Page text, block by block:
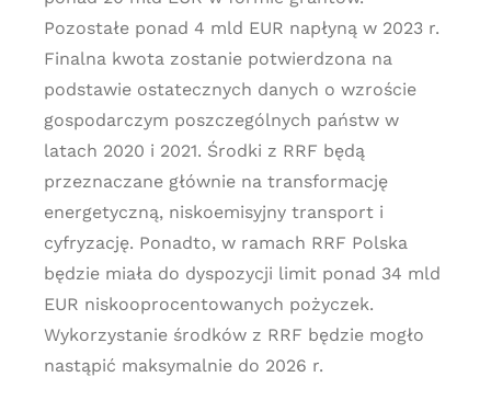
Pozostałe ponad 4 mld EUR napłyną w 2023 r.
Finalna kwota zostanie potwierdzona na
podstawie ostatecznych danych o wzroście
gospodarczym poszczególnych państw w
latach 2020 i 2021. Środki z RRF będą
przeznaczane głównie na transformację
energetyczną, niskoemisyjny transport i
cyfryzację. Ponadto, w ramach RRF Polska
będzie miała do dyspozycji limit ponad 34 mld
EUR niskooprocentowanych pożyczek.
Wykorzystanie środków z RRF będzie mogło
nastąpić maksymalnie do 2026 r.